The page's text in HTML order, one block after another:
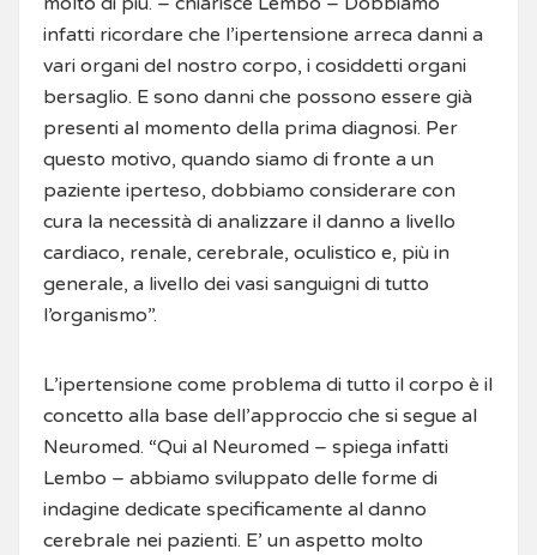
infatti ricordare che l’ipertensione arreca danni a
vari organi del nostro corpo, i cosiddetti organi
bersaglio. E sono danni che possono essere già
presenti al momento della prima diagnosi. Per
questo motivo, quando siamo di fronte a un
paziente iperteso, dobbiamo considerare con
cura la necessità di analizzare il danno a livello
cardiaco, renale, cerebrale, oculistico e, più in
generale, a livello dei vasi sanguigni di tutto
l’organismo”.
L’ipertensione come problema di tutto il corpo è il
concetto alla base dell’approccio che si segue al
Neuromed. “Qui al Neuromed – spiega infatti
Lembo – abbiamo sviluppato delle forme di
indagine dedicate specificamente al danno
cerebrale nei pazienti. E’ un aspetto molto